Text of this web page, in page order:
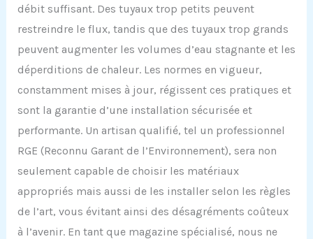
débit suffisant. Des tuyaux trop petits peuvent
restreindre le flux, tandis que des tuyaux trop grands
peuvent augmenter les volumes d’eau stagnante et les
déperditions de chaleur. Les normes en vigueur,
constamment mises à jour, régissent ces pratiques et
sont la garantie d’une installation sécurisée et
performante. Un artisan qualifié, tel un professionnel
RGE (Reconnu Garant de l’Environnement), sera non
seulement capable de choisir les matériaux
appropriés mais aussi de les installer selon les règles
de l’art, vous évitant ainsi des désagréments coûteux
à l’avenir. En tant que magazine spécialisé, nous ne